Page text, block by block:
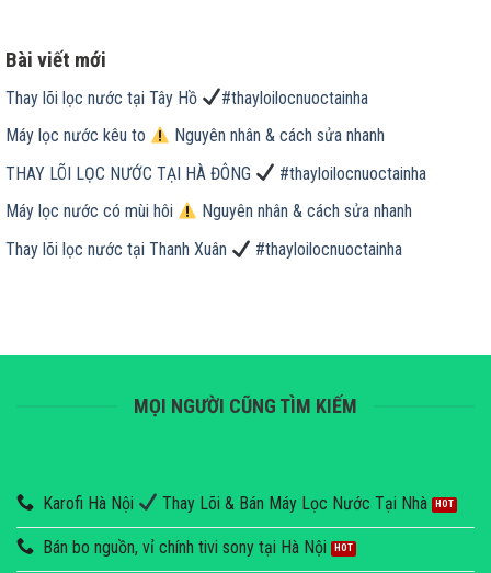
Bài viết mới
Thay lõi lọc nước tại Tây Hồ
#thayloilocnuoctainha
Máy lọc nước kêu to
Nguyên nhân & cách sửa nhanh
THAY LÕI LỌC NƯỚC TẠI HÀ ĐÔNG
#thayloilocnuoctainha
Máy lọc nước có mùi hôi
Nguyên nhân & cách sửa nhanh
Thay lõi lọc nước tại Thanh Xuân
#thayloilocnuoctainha
MỌI NGƯỜI CŨNG TÌM KIẾM
Karofi Hà Nội Thay Lõi & Bán Máy Lọc Nước Tại Nhà
Bán bo nguồn, vỉ chính tivi sony tại Hà Nội